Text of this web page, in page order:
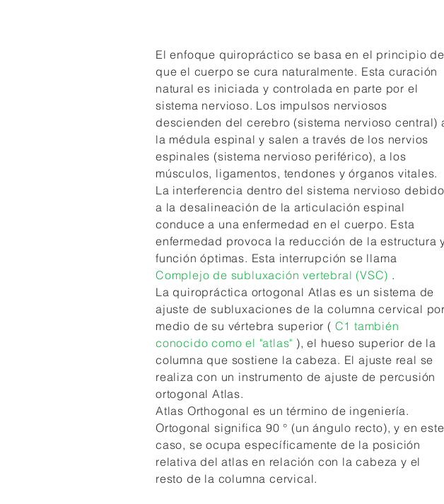
El enfoque quiropráctico se basa en el principio de
que el cuerpo se cura naturalmente. Esta curación
natural es iniciada y controlada en parte por el
sistema nervioso. Los impulsos nerviosos
descienden del cerebro (sistema nervioso central)
la médula espinal y salen a través de los nervios
espinales (sistema nervioso periférico), a los
músculos, ligamentos, tendones y órganos vitales.
La interferencia dentro del sistema nervioso debido
a la desalineación de la articulación espinal
conduce a una enfermedad en el cuerpo. Esta
enfermedad provoca la reducción de la estructura
función óptimas. Esta interrupción se llama
Complejo de subluxación vertebral (VSC) .
La quiropráctica ortogonal Atlas es un sistema de
ajuste de subluxaciones de la columna cervical por
medio de su vértebra superior ( C1 también
conocido como el "atlas" ), el hueso superior de la
columna que sostiene la cabeza. El ajuste real se
realiza con un instrumento de ajuste de percusión
ortogonal Atlas.
Atlas Orthogonal es un término de ingeniería.
Ortogonal significa 90 ° (un ángulo recto), y en este
caso, se ocupa específicamente de la posición
relativa del atlas en relación con la cabeza y el
resto de la columna cervical.